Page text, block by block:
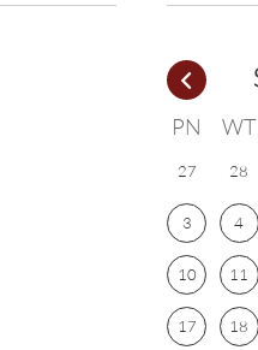
PN WT
27 28
3 4
10 11
17 18